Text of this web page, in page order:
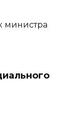
министра